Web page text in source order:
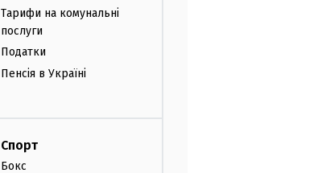
Тарифи на комунальні
послуги
Податки
Пенсія в Україні
Спорт
Бокс